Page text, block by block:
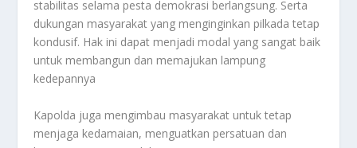
stabilitas selama pesta demokrasi berlangsung. Serta
dukungan masyarakat yang menginginkan pilkada tetap
kondusif. Hak ini dapat menjadi modal yang sangat baik
untuk membangun dan memajukan lampung
kedepannya
Kapolda juga mengimbau masyarakat untuk tetap
menjaga kedamaian, menguatkan persatuan dan